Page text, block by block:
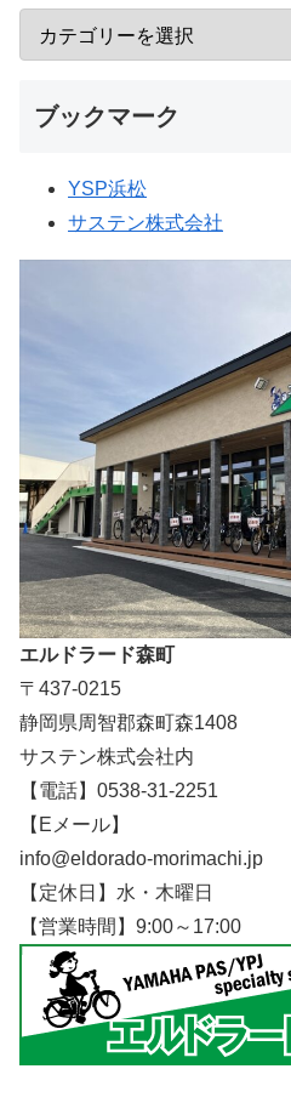
ブックマーク
YSP浜松
サステン株式会社
エルドラード森町
〒437-0215
静岡県周智郡森町森1408
サステン株式会社内
【電話】0538-31-2251
【Eメール】
info@eldorado-morimachi.jp
【定休日】水・木曜日
【営業時間】9:00～17:00